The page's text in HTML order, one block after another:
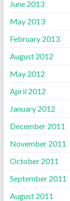
June 2013
May 2013
February 2013
August 2012
May 2012
April 2012
January 2012
December 2011
November 2011
October 2011
September 2011
August 2011